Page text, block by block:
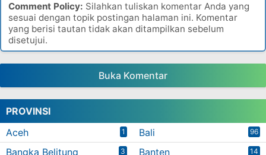
Comment Policy: Silahkan tuliskan komentar Anda yang
sesuai dengan topik postingan halaman ini. Komentar
yang berisi tautan tidak akan ditampilkan sebelum
disetujui.
Buka Komentar
PROVINSI
Aceh
1 Bali 96
Bangka Belitung 3 Banten 14